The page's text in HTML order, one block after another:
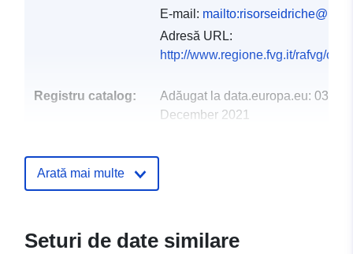
E-mail:
Adresă URL:
http://www.regione.fvg.it/rafvg/
Registru catalog: Adăugat la data.europa.eu: 03
December 2021
45.56 ], [ 12.32, 45.56 ], [
Arată mai multe
Seturi de date similare